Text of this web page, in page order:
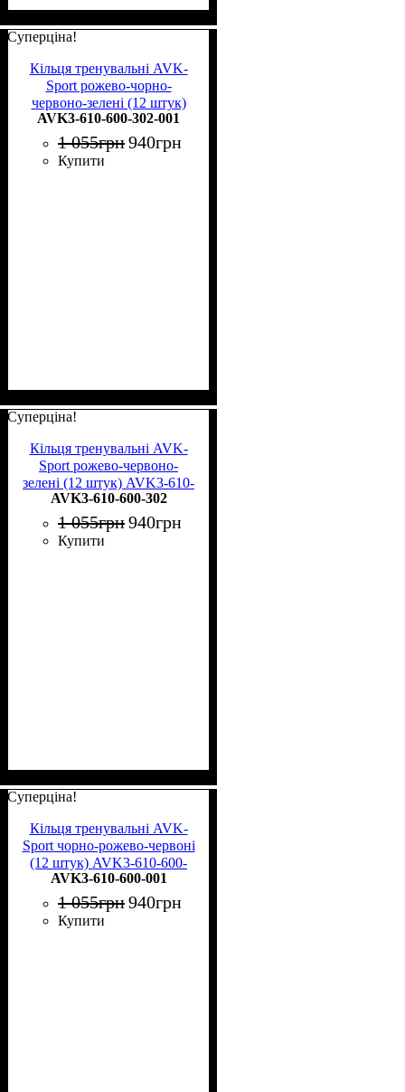
Суперціна!
Кільця тренувальні AVK-
Sport рожево-чорно-
червоно-зелені (12 штук)
AVK3-610-600-302-001
AVK3-610-600-302-001
1 055грн940грн
Купити
Суперціна!
Кільця тренувальні AVK-
Sport рожево-червоно-
зелені (12 штук) AVK3-610-
600-302
AVK3-610-600-302
1 055грн940грн
Купити
Суперціна!
Кільця тренувальні AVK-
Sport чорно-рожево-червоні
(12 штук) AVK3-610-600-
001
AVK3-610-600-001
1 055грн940грн
Купити